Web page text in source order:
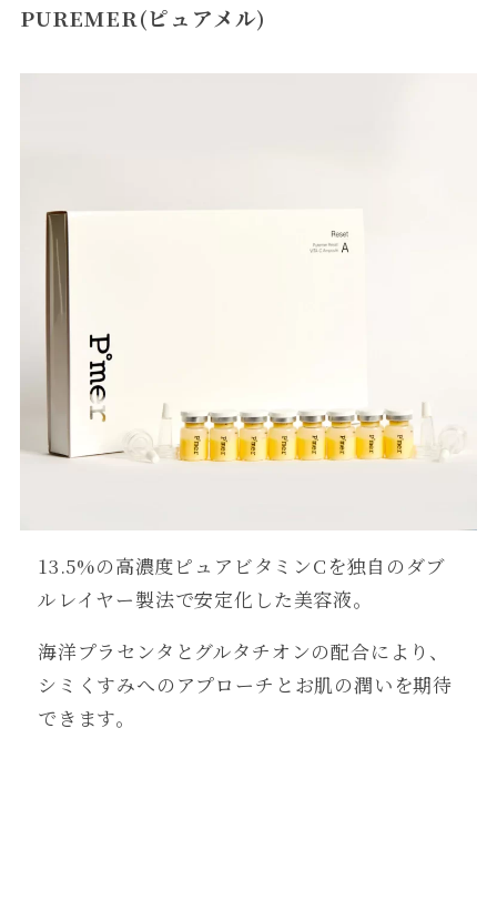
PUREMER(ピュアメル)
13.5%の高濃度ピュアビタミンCを独自のダブ
ルレイヤー製法で安定化した美容液。
海洋プラセンタとグルタチオンの配合により、
シミくすみへのアプローチとお肌の潤いを期待
できます。